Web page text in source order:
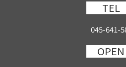
TEL
045-641-
OPEN